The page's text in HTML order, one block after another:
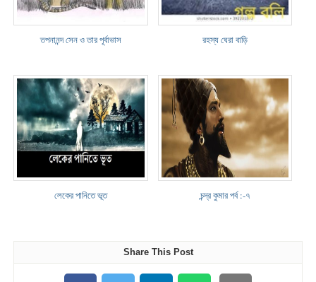
তপনানন্দ সেন ও তার পূর্বাভাস রহস্য ঘেরা বাড়ি
লেকের পানিতে ভূত চন্দ্র কুমার পর্ব :-৭
Share This Post